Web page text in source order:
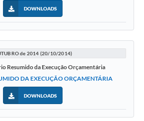
DOWNLOADS
de 2014 (20/10/2014)
Resumido da Execução Orçamentária
DA EXECUÇÃO ORÇAMENTÁRIA
DOWNLOADS